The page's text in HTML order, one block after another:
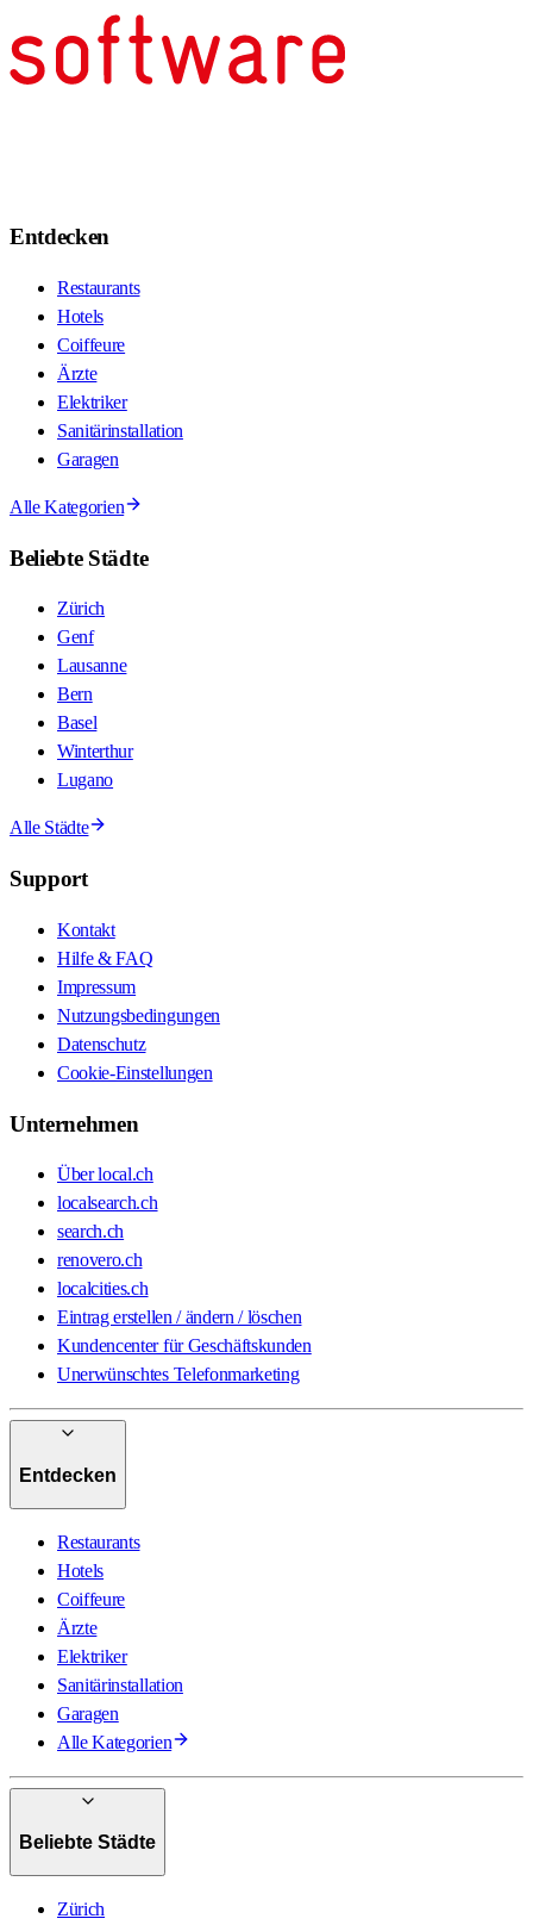
Entdecken
Restaurants
Hotels
Coiffeure
Ärzte
Elektriker
Sanitärinstallation
Garagen
Alle Kategorien
Beliebte Städte
Zürich
Genf
Lausanne
Bern
Basel
Winterthur
Lugano
Alle Städte
Support
Kontakt
Hilfe & FAQ
Impressum
Nutzungsbedingungen
Datenschutz
Cookie-Einstellungen
Unternehmen
Über local.ch
localsearch.ch
search.ch
renovero.ch
localcities.ch
Eintrag erstellen / ändern / löschen
Kundencenter für Geschäftskunden
Unerwünschtes Telefonmarketing
Entdecken
Restaurants
Hotels
Coiffeure
Ärzte
Elektriker
Sanitärinstallation
Garagen
Alle Kategorien
Beliebte Städte
Zürich